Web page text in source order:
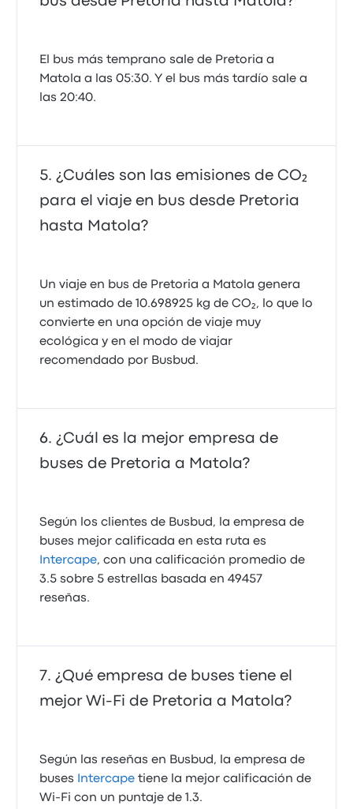
El bus más temprano sale de Pretoria a
Matola a las 05:30. Y el bus más tardío sale a
las 20:40.
¿Cuáles son las emisiones de CO₂
para el viaje en bus desde Pretoria
hasta Matola?
Un viaje en bus de Pretoria a Matola genera
un estimado de 10.698925 kg de CO₂, lo que lo
convierte en una opción de viaje muy
ecológica y en el modo de viajar
recomendado por Busbud.
¿Cuál es la mejor empresa de
buses de Pretoria a Matola?
Según los clientes de Busbud, la empresa de
buses mejor calificada en esta ruta es
Intercape, con una calificación promedio de
3.5 sobre 5 estrellas basada en 49457
reseñas.
¿Qué empresa de buses tiene el
mejor Wi-Fi de Pretoria a Matola?
Según las reseñas en Busbud, la empresa de
buses
Intercape tiene la mejor calificación de
Wi‑Fi con un puntaje de 1.3.